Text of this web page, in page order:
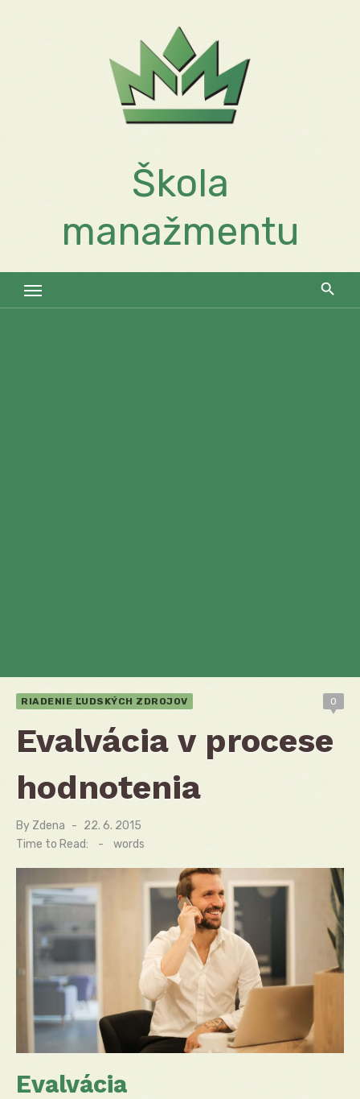
Škola
manažmentu
RIADENIE ĽUDSKÝCH ZDROJOV 0
Evalvácia v procese
hodnotenia
By Zdena
Posted
on
22. 6. 2015
Time to Read:
- words
Evalvácia